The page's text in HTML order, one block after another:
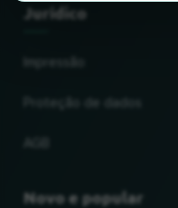
Jurídico
Novo e popular